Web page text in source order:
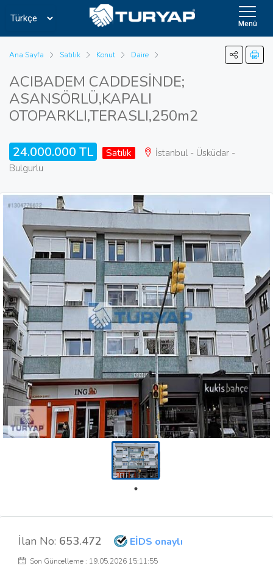
Menü
Ana Sayfa Satılık Konut Daire
ACIBADEM CADDESİNDE;
ASANSÖRLÜ,KAPALI
OTOPARKLI,TERASLI,250m2
24.000.000 TL Satılık
İstanbul - Üsküdar -
Bulgurlu
İlan No: 653.472 EİDS onaylı
Son Güncelleme : 19.05.2026 15:11:55